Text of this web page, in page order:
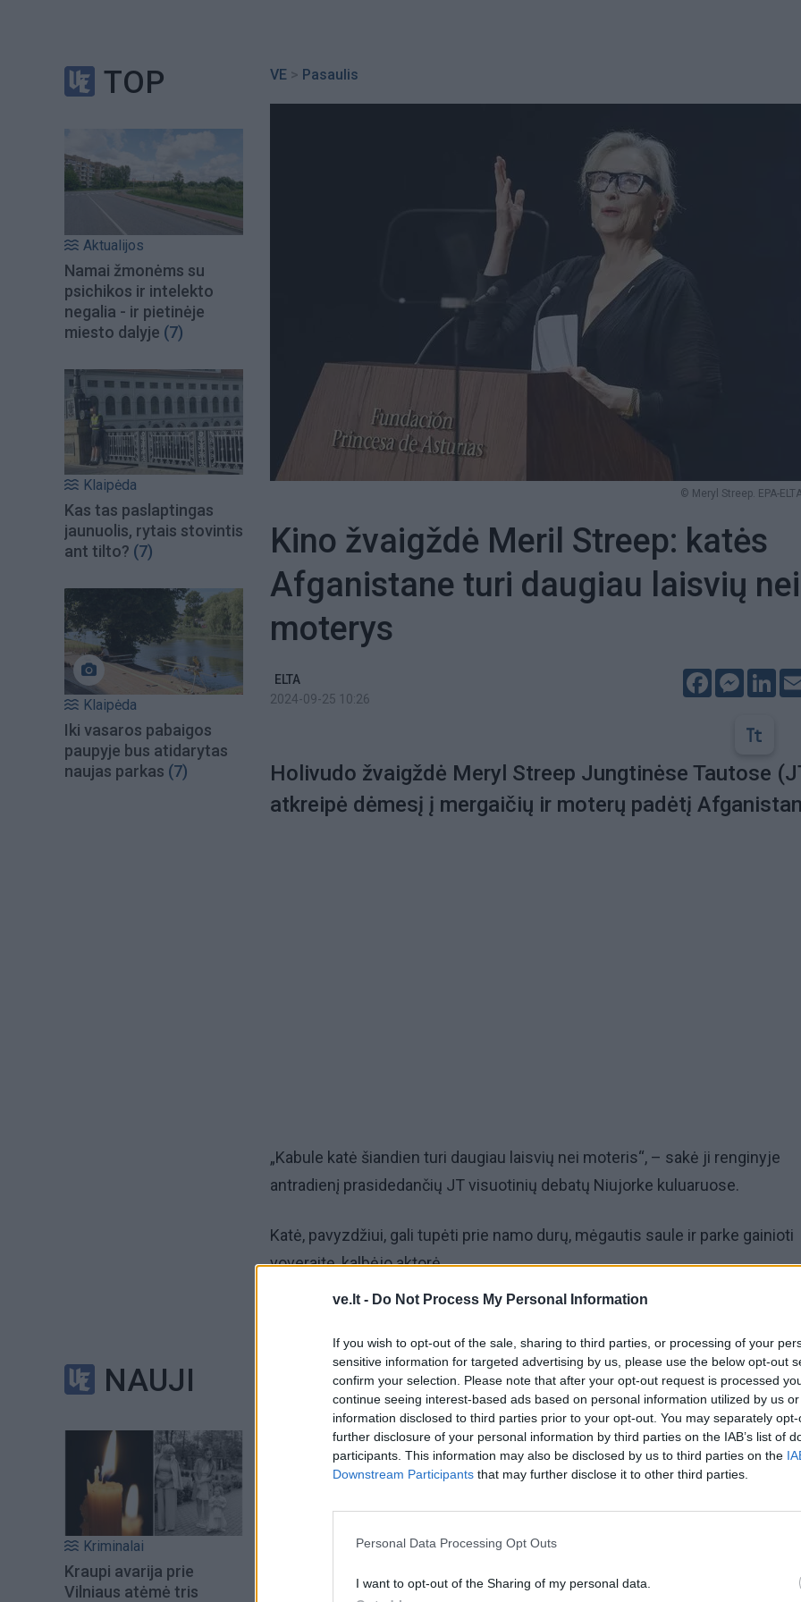
ve.lt - Do Not Process My Personal Information
If you wish to opt-out of the sale, sharing to third parties, or processing of your
sensitive information for targeted advertising by us, please use the below opt-out
confirm your selection. Please note that after your opt-out request is processed
continue seeing interest-based ads based on personal information utilized by us
information disclosed to third parties prior to your opt-out. You may separately
further disclosure of your personal information by third parties on the IAB’s list of
participants. This information may also be disclosed by us to third parties on the
Downstream Participants that may further disclose it to other third parties.
Personal Data Processing Opt Outs
I want to opt-out of the Sharing of my personal data.
TOP
Aktualijos
Namai žmonėms su
psichikos ir intelekto
negalia - ir pietinėje
miesto dalyje (7)
Klaipėda
Kas tas paslaptingas
jaunuolis, rytais stovintis
ant tilto? (7)
Klaipėda
Iki vasaros pabaigos
paupyje bus atidarytas
naujas parkas (7)
NAUJI
Kriminalai
Kraupi avarija prie
Vilniaus atėmė tris
VE > Pasaulis
© Meryl Streep. EPA-
Kino žvaigždė Meril Streep: katės
Afganistane turi daugiau laisvių nei
moterys
ELTA
2024-09-25 10:26
Facebook
Holivudo žvaigždė Meryl Streep Jungtinėse Tautose
atkreipė dėmesį į mergaičių ir moterų padėtį
„Kabule katė šiandien turi daugiau laisvių nei moteris“, – sakė ji renginyje
antradienį prasidedančių JT visuotinių debatų Niujorke kuluaruose.
Katė, pavyzdžiui, gali tupėti prie namo durų, mėgautis saule ir parke gainioti
voveraitę, kalbėjo aktorė.
„Voverė šiandien Afganistane turi daugiau teisių nei mergaitė, nes Talibanas
uždarė viešus parkus moterims ir mergaitėms, – tęsė M. Streep. –
Kabule gali giedoti, mergaitės dainuoti – ne, o moteriai neleidžiama būti
viešumoje“.
Aktorė pristatė dokumentinį filmą, kuriame kalbama apie keturių
moterų teisių aktyvisčių vaidmenį prieš Talibanui 2021 m. perimant valdžią.